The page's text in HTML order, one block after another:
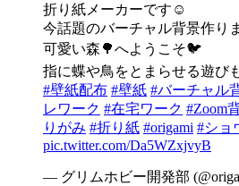
折り紙メーカーです☺️
今話題のバーチャル背景作り
可愛い森🌳へようこそ🐦
指に蝶や鳥をとまらせる遊び
#壁紙配布 #壁紙 #バーチャル
レワーク #在宅ワーク #Zoom
りがみ #折り紙 #origami #ショ
pic.twitter.com/Da5WZxjvyB
— グリムホビー開発部